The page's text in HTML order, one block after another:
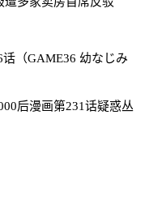
话（GAME36 幼なじみ
后漫画第231话疑惑丛